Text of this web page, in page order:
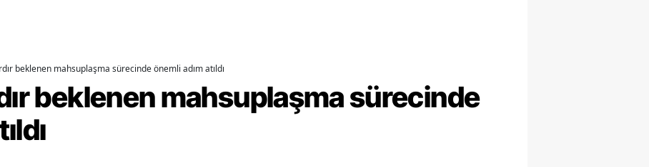
Yozgat
Zonguldak
Aksaray
beklenen mahsuplaşma sürecinde önemli adım atıldı
beklenen mahsuplaşma sürecinde